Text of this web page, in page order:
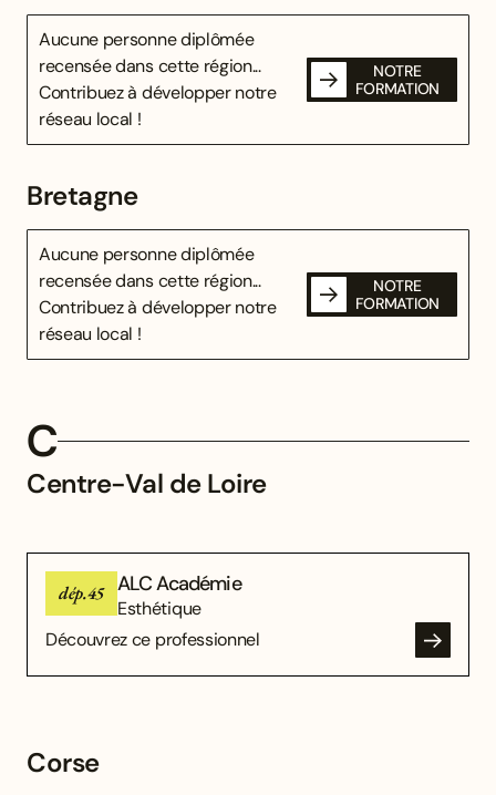
Aucune personne diplômée
recensée dans cette région...
Contribuez à développer notre
réseau local !
NOTRE
FORMATION
Bretagne
Aucune personne diplômée
recensée dans cette région...
Contribuez à développer notre
réseau local !
NOTRE
FORMATION
C
Centre-Val de Loire
dép.45 ALC Académie
Esthétique
Découvrez ce professionnel
Corse